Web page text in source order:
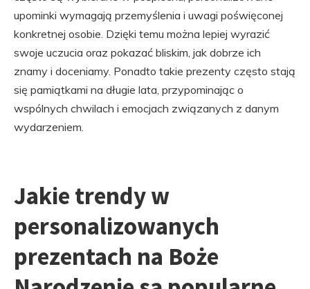
upominki wymagają przemyślenia i uwagi poświęconej
konkretnej osobie. Dzięki temu można lepiej wyrazić
swoje uczucia oraz pokazać bliskim, jak dobrze ich
znamy i doceniamy. Ponadto takie prezenty często stają
się pamiątkami na długie lata, przypominając o
wspólnych chwilach i emocjach związanych z danym
wydarzeniem.
Jakie trendy w
personalizowanych
prezentach na Boże